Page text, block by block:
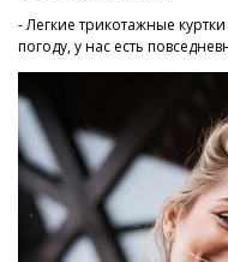
- Легкие трикотажные
погоду, у нас есть